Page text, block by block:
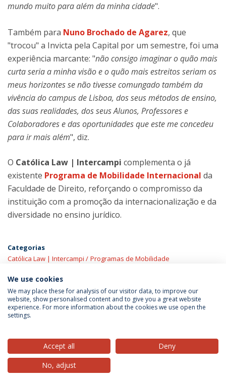
mundo muito para além da minha cidade".
Também para Nuno Brochado de Agarez, que
"trocou" a Invicta pela Capital por um semestre, foi uma
experiência marcante: "não consigo imaginar o quão mais
curta seria a minha visão e o quão mais estreitos seriam os
meus horizontes se não tivesse comungado também da
vivência do campus de Lisboa, dos seus métodos de ensino,
das suas realidades, dos seus Alunos, Professores e
Colaboradores e das oportunidades que este me concedeu
para ir mais além", diz.
O Católica Law | Intercampi complementa o já
existente Programa de Mobilidade Internacional da
Faculdade de Direito, reforçando o compromisso da
instituição com a promoção da internacionalização e da
diversidade no ensino jurídico.
Categorias
Católica Law | Intercampi
Programas de Mobilidade
Política de Privacidade
Termos & Condições
© 2026 Universidade Católica Portuguesa
We use cookies
We may place these for analysis of our visitor data, to improve our
website, show personalised content and to give you a great website
experience. For more information about the cookies we use open the
settings.
Accept all
Deny
No, adjust